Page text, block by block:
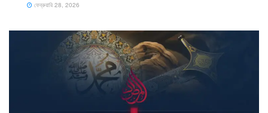
ফেব্রুয়ারি 28, 2026